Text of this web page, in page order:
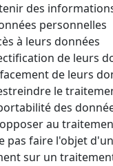
des
personnelles
à leurs données
de leurs
de leurs
le
des
au
pas faire l'objet
sur un